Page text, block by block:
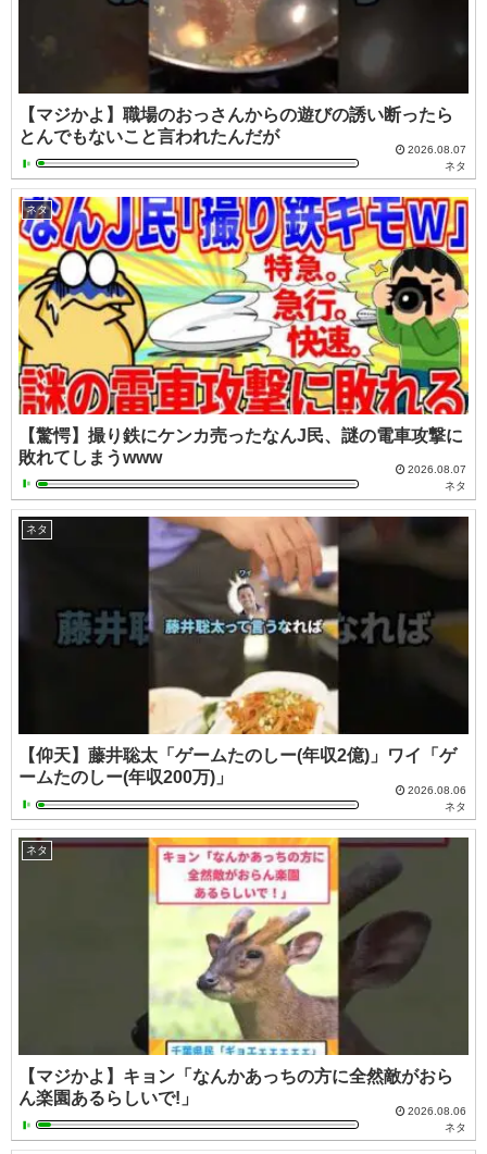
【マジかよ】職場のおっさんからの遊びの誘い断ったら
とんでもないこと言われたんだが
2026.08.07
ネタ
ネタ
【驚愕】撮り鉄にケンカ売ったなんJ民、謎の電車攻撃に
敗れてしまうwww
2026.08.07
ネタ
ネタ
【仰天】藤井聡太「ゲームたのしー(年収2億)」ワイ「ゲ
ームたのしー(年収200万)」
2026.08.06
ネタ
ネタ
【マジかよ】キョン「なんかあっちの方に全然敵がおら
ん楽園あるらしいで!」
2026.08.06
ネタ